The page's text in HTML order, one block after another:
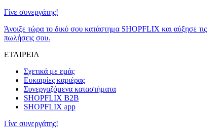
Γίνε συνεργάτης!
Άνοιξε τώρα το δικό σου κατάστημα SHOPFLIX και αύξησε τις
πωλήσεις σου.
ΕΤΑΙΡΕΙΑ
Σχετικά με εμάς
Ευκαιρίες καριέρας
Συνεργαζόμενα καταστήματα
SHOPFLIX B2B
SHOPFLIX app
Γίνε συνεργάτης!